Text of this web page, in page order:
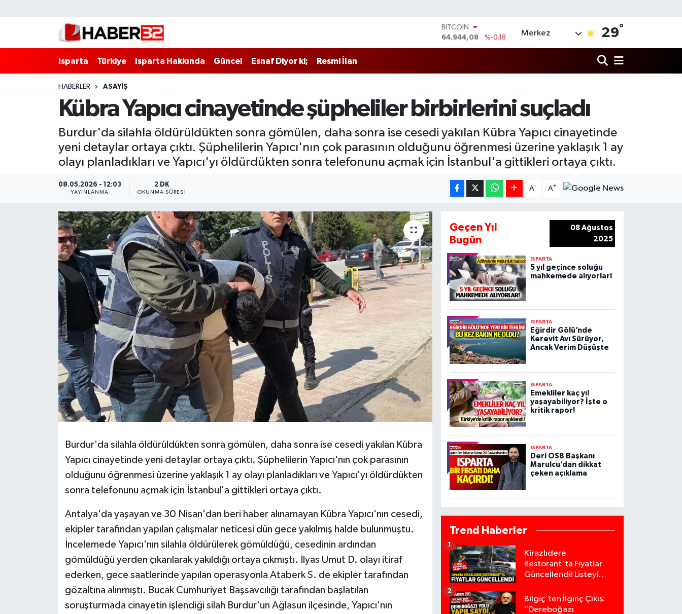
64.944,08
DOLAR
STERLİN
6660.55
%0.03
BİST100
Merkez 29°
Isparta Türkiye Isparta Hakkında Güncel Esnaf Diyor ki; Resmi İlan
HABERLER ASAYİŞ
Kübra Yapıcı cinayetinde şüpheliler birbirlerini suçladı
Burdur'da silahla öldürüldükten sonra gömülen, daha sonra ise cesedi yakılan Kübra Yapıcı cinayetinde
yeni detaylar ortaya çıktı. Şüphelilerin Yapıcı'nın çok parasının olduğunu öğrenmesi üzerine yaklaşık 1 ay
olayı planladıkları ve Yapıcı'yı öldürdükten sonra telefonunu açmak için İstanbul'a gittikleri ortaya çıktı.
08.05.2026 - 12:03
YAYINLANMA
2 DK
OKUNMA SÜRESI
A- A+
Burdur'da silahla öldürüldükten sonra gömülen, daha sonra ise cesedi yakılan Kübra
Yapıcı cinayetinde yeni detaylar ortaya çıktı. Şüphelilerin Yapıcı'nın çok parasının
olduğunu öğrenmesi üzerine yaklaşık 1 ay olayı planladıkları ve Yapıcı'yı öldürdükten
sonra telefonunu açmak için İstanbul'a gittikleri ortaya çıktı.
Antalya'da yaşayan ve 30 Nisan'dan beri haber alınamayan Kübra Yapıcı'nın cesedi,
ekipler tarafından yapılan çalışmalar neticesi dün gece yakılmış halde bulunmuştu.
İncelemede Yapıcı'nın silahla öldürülerek gömüldüğü, cesedinin ardından
gömüldüğü yerden çıkarılarak yakıldığı ortaya çıkmıştı. İlyas Umut D. olayı itiraf
ederken, gece saatlerinde yapılan operasyonla Ataberk S. de ekipler tarafından
gözaltına alınmıştı. Bucak Cumhuriyet Başsavcılığı tarafından başlatılan
soruşturmada cinayetin işlendiği silah Burdur'un Ağlasun ilçesinde, Yapıcı'nın
Geçen Yıl
Bugün
08 Ağustos
2025
ISPARTA
5 yıl geçince soluğu
mahkemede alıyorlar!
ISPARTA
Eğirdir Gölü’nde
Kerevit Avı Sürüyor,
Ancak Verim Düşüşte
ISPARTA
Emekliler kaç yıl
yaşayabiliyor? İşte o
kritik rapor!
ISPARTA
Deri OSB Başkanı
Marulcu’dan dikkat
çeken açıklama
Trend Haberler
Kirazlıdere
Restorant'ta Fiyatlar
Güncellendi! Listeyi
1
Bilgiç’ten İlginç Çıkış:
“Dereboğazı
2
Isparta Hakkında
Esnaf Diyor ki;
BİLİM VE TEKNOLOJİ
HABERDE İNSAN
KÜLTÜR SANAT
MAGAZİN
POLİTİKA
RESMİ İLANLAR
Tarihi Yapılarımız
Isparta Nöbetçi Eczaneler
Isparta Hava Durumu
Isparta Trafik Yoğunluk Haritası
Süper Lig Puan Durumu ve Fikstür
Tüm Manşetler
Son Dakika Haberleri
Haber Arşivi